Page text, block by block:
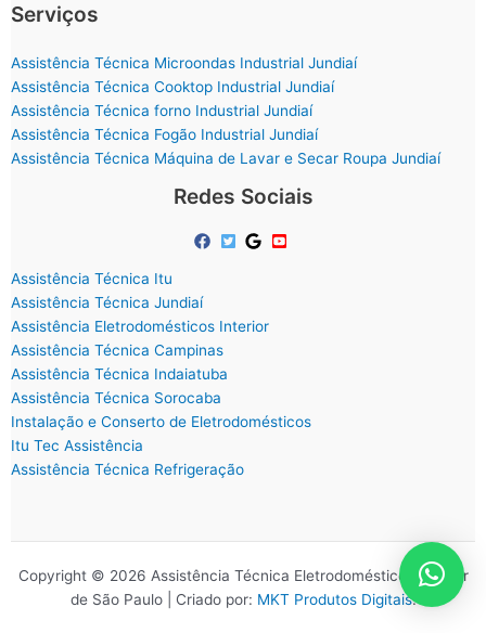
Serviços
Assistência Técnica Microondas Industrial Jundiaí
Assistência Técnica Cooktop Industrial Jundiaí
Assistência Técnica forno Industrial Jundiaí
Assistência Técnica Fogão Industrial Jundiaí
Assistência Técnica Máquina de Lavar e Secar Roupa Jundiaí
Redes Sociais
Assistência Técnica Itu
Assistência Técnica Jundiaí
Assistência Eletrodomésticos Interior
Assistência Técnica Campinas
Assistência Técnica Indaiatuba
Assistência Técnica Sorocaba
Instalação e Conserto de Eletrodomésticos
Itu Tec Assistência
Assistência Técnica Refrigeração
Copyright © 2026 Assistência Técnica Eletrodomésticos Interior
de São Paulo | Criado por: MKT Produtos Digitais.